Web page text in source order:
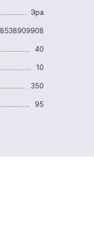
Эра
8538909908
40
10
350
95